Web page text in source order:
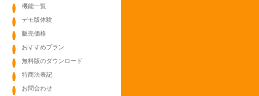
機能一覧
デモ版体験
販売価格
おすすめプラン
無料版のダウンロード
特商法表記
お問合わせ